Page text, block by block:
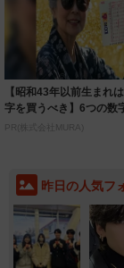
【昭和43年以前生まれ
字を買うべき】6つの数
致」する方...
PR(株式会社MURA)
昨日の人気フ